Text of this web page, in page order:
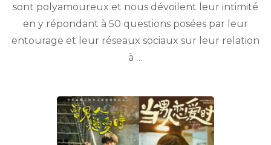
sont polyamoureux et nous dévoilent leur intimité
en y répondant à 50 questions posées par leur
entourage et leur réseaux sociaux sur leur relation
à …